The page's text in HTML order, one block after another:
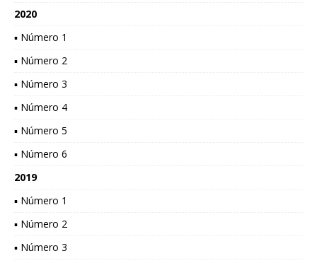
2020
▪ Número 1
▪ Número 2
▪ Número 3
▪ Número 4
▪ Número 5
▪ Número 6
2019
▪ Número 1
▪ Número 2
▪ Número 3